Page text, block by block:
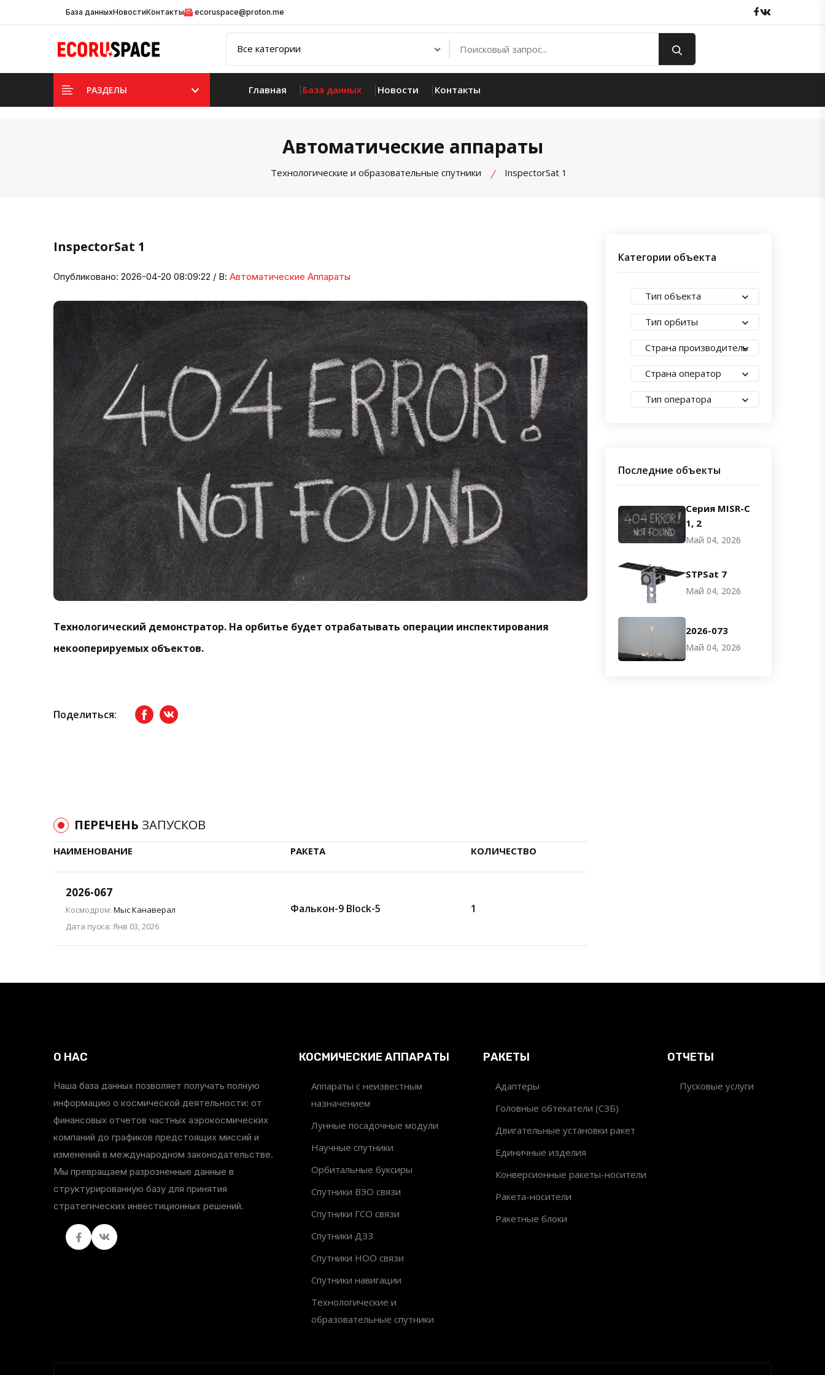
База данныхНовостиКонтакты ecoruspace@proton.me Facebook
РАЗДЕЛЫ Главная База данных Новости Контакты
Автоматические аппараты
Технологические и образовательные спутники InspectorSat 1
InspectorSat 1
Опубликовано: 2026-04-20 08:09:22 / В: Автоматические Аппараты
Технологический демонстратор. На орбитье будет отрабатывать операции инспектирования
некооперируемых объектов.
Поделиться: FacebookвКонтакте
ПЕРЕЧЕНЬ ЗАПУСКОВ
НАИМЕНОВАНИЕ РАКЕТА КОЛИЧЕСТВО
2026-067
Космодром: Мыс Канаверал
Дата пуска: Янв 03, 2026
Фалькон-9 Block-5 1
Категории объекта
Тип объекта
Тип орбиты
Страна производитель
Страна оператор
Тип оператора
Последние объекты
Серия MISR-C
1, 2
Май 04, 2026
STPSat 7
Май 04, 2026
2026-073
Май 04, 2026
О НАС
Наша база данных позволяет получать полную
информацию о космической деятельности: от
финансовых отчетов частных аэрокосмических
компаний до графиков предстоящих миссий и
изменений в международном законодательстве.
Мы превращаем разрозненные данные в
структурированную базу для принятия
стратегических инвестиционных решений.
FacebookвКонтакте
КОСМИЧЕСКИЕ АППАРАТЫ
Аппараты с неизвестным
назначением
Лунные посадочные модули
Научные спутники
Орбитальные буксиры
Спутники ВЭО связи
Спутники ГСО связи
Спутники ДЗЗ
Спутники НОО связи
Спутники навигации
Технологические и
образовательные спутники
РАКЕТЫ
Адаптеры
Головные обтекатели (СЗБ)
Двигательные установки ракет
Единичные изделия
Конверсионные ракеты-носители
Ракета-носители
Ракетные блоки
ОТЧЕТЫ
Пусковые услуги